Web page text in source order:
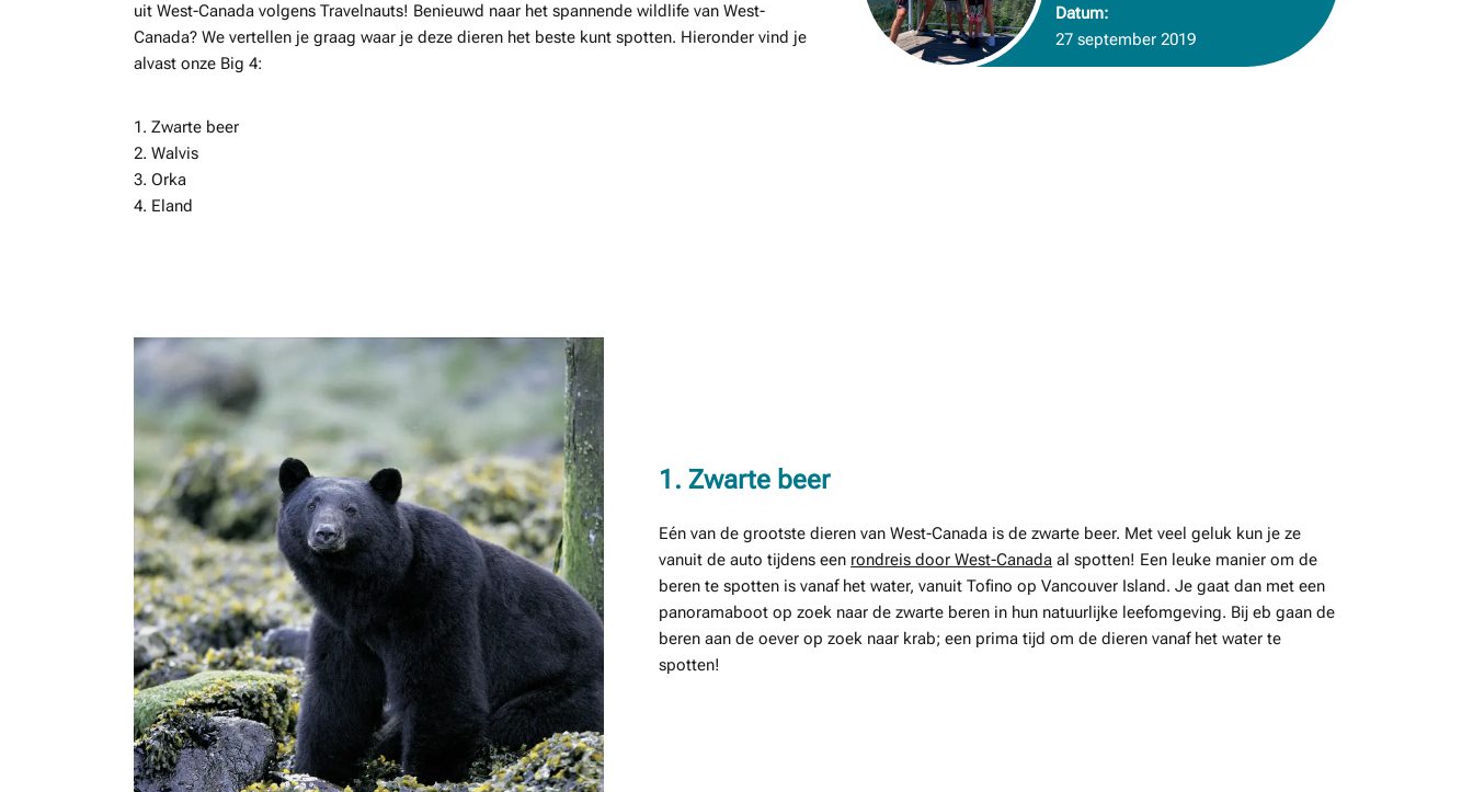
uit West-Canada volgens Travelnauts! Benieuwd naar het spannende wildlife van West-
Canada? We vertellen je graag waar je deze dieren het beste kunt spotten. Hieronder vind je
alvast onze Big 4:
1. Zwarte beer
2. Walvis
3. Orka
4. Eland
Datum:
27 september 2019
1. Zwarte beer
Eén van de grootste dieren van West-Canada is de zwarte beer. Met veel geluk kun je ze
vanuit de auto tijdens een rondreis door West-Canada al spotten! Een leuke manier om de
beren te spotten is vanaf het water, vanuit Tofino op Vancouver Island. Je gaat dan met een
panoramaboot op zoek naar de zwarte beren in hun natuurlijke leefomgeving. Bij eb gaan de
beren aan de oever op zoek naar krab; een prima tijd om de dieren vanaf het water te
spotten!